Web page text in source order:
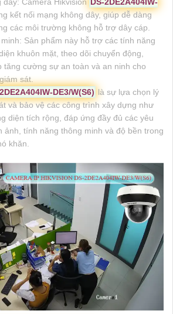
kết nối mạng không dây, giúp dễ dàng
các môi trường không hỗ trợ dây cáp.
Sản phẩm này hỗ trợ các tính năng
khuôn mặt, theo dõi chuyển động,
tăng cường sự an toàn và an ninh cho
sát.
DE3/W(S6) là sự lựa chọn lý
và bảo vệ các công trình xây dựng như
diện tích rộng, đáp ứng đầy đủ các yêu
ảnh, tính năng thông minh và độ bền trong
khăn.